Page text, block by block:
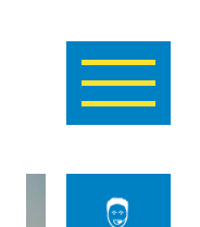
wisselen